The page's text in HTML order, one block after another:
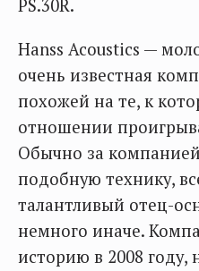
PS.30R.
Hanss Acoustics —
очень известная
похожей на те, к
отношении
Обычно за
подобную технику,
талантливый отец-
немного иначе.
историю в 2008 году,